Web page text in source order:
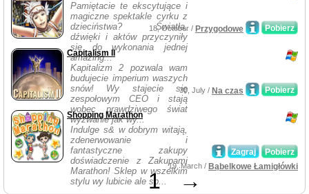
Pamiętacie te ekscytujące i
magiczne spektakle cyrku z
dzieciństwa? Światła,
dźwięki i aktów przyczyniły
się do wykonania jednej
amazing...
Pobierz
18, October / Przygodowe
Capitalism II
Kapitalizm 2 pozwala wam
budujecie imperium waszych
snów! Wy stajecie się
zespołowym CEO i stają
wobec prawdziwego świat
wyzwanie jak wy...
Pobierz
30, July / Na czas
Shopping Marathon
Indulge s& w dobrym witają,
zdenerwowanie i
fantastyczne zakupy
doświadczenie z Zakupami
Marathon! Sklep w wszelkim
stylu wy lubicie ale sp...
Pobierz
Zagraj
19, March / Bąbelkowe Łamigłówki
1 →